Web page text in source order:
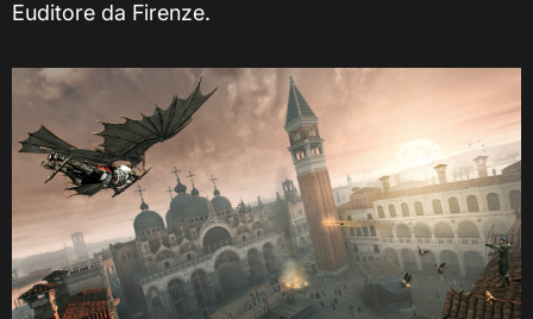
Euditore da Firenze.